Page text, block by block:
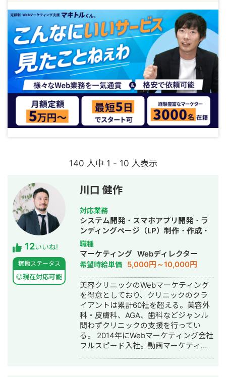
140 人中 1 - 10 人表示
12いいね!
稼働ステータス
◎現在対応可能
川口 健作
対応業務
システム開発・スマホアプリ開発・ラ
ンディングページ（LP）制作・作成・
Youtubeチャンネル運営代行・立ち上
げ・ECサイト構築・ネットショップ作
成代行・SEO対策・新規事業立上・
SNS運用代行・記事作成代行・ライテ
ィング・ホームページ制作・作成・バ
ナー制作・デザイン・ロゴデザイン・
作成・リスティング広告運用代行・オ
ウンドメディア制作・構築・運用代
行・動画制作・動画編集・営業代行
職種
マーケティング Webディレクター
希望時給単価 5,000円～10,000円
美容クリニックのWebマーケティング
を得意としており、クリニックのクラ
イアントは累計60社を超える。美容外
科・皮膚科、AGA、歯科などジャンル
問わずクリニックの支援を行ってい
る。 2014年にWebマーケティング会社
フルスピード入社。動画マーケティン